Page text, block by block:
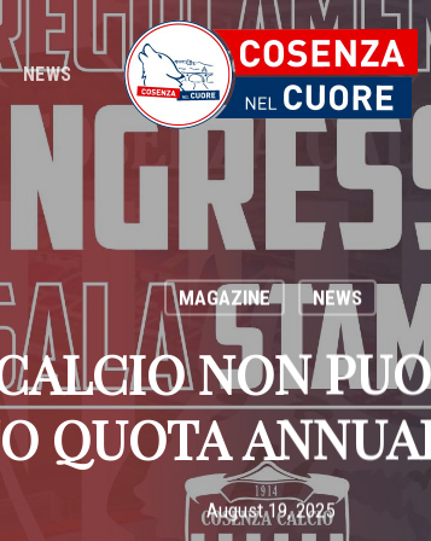
NEWS
MAGAZINE NEWS
NON
QUOTA
August 19, 2025